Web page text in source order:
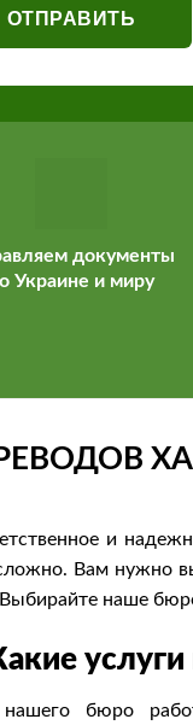
ОТПРАВИТЬ
документы
Украине и миру
и
Вам нужно
наше
бюро